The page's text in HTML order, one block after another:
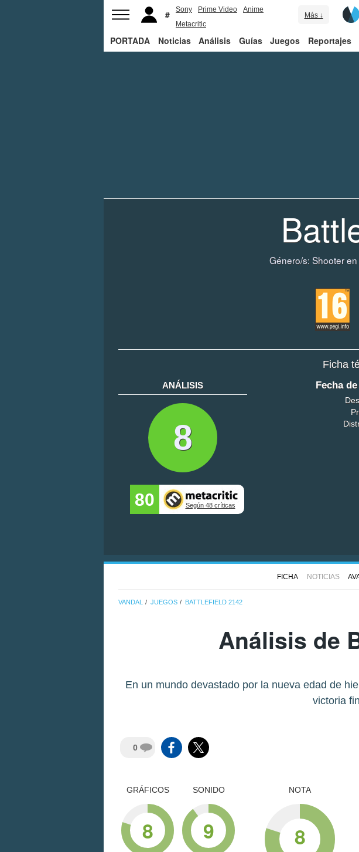
Sony Prime Video
Anime
Metacritic
Más ↓
PORTADA Noticias Análisis Guías Juegos Reportajes
Género/s: Shooter
Ficha
ANÁLISIS
8
80 Según 48 críticas
Fecha
FICHA NOTICIAS
VANDAL JUEGOS BATTLEFIELD 2142
Análisis de
En un mundo devastado por la nueva edad de
victoria
0
GRÁFICOS
8
SONIDO
9
NOTA
8